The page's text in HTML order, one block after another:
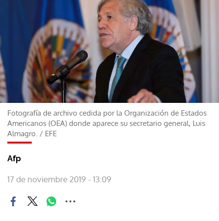
Fotografía de archivo cedida por la Organización de Estados
Americanos (OEA) donde aparece su secretario general, Luis
Almagro. / EFE
Afp
17 de noviembre 2019 - 13:09